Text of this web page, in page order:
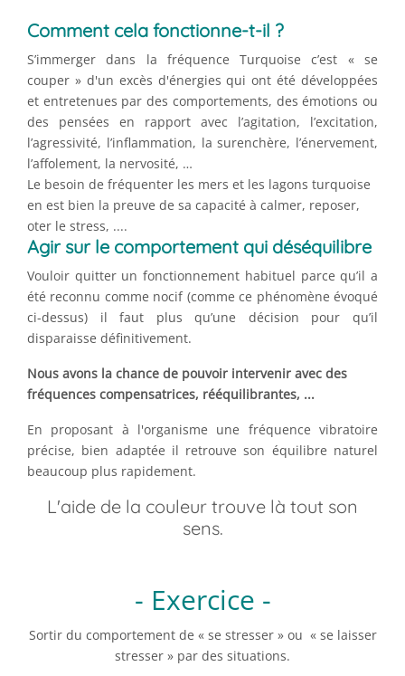
Comment cela fonctionne-t-il ?
S’immerger dans la fréquence Turquoise c’est « se
couper » d'un excès d'énergies qui ont été développées
et entretenues par des comportements, des émotions ou
des pensées en rapport avec l’agitation, l’excitation,
l’agressivité, l’inflammation, la surenchère, l’énervement,
l’affolement, la nervosité, …
Le besoin de fréquenter les mers et les lagons turquoise
en est bien la preuve de sa capacité à calmer, reposer,
oter le stress, ....
Agir sur le comportement qui déséquilibre
Vouloir quitter un fonctionnement habituel parce qu’il a
été reconnu comme nocif (comme ce phénomène évoqué
ci-dessus) il faut plus qu’une décision pour qu’il
disparaisse définitivement.
Nous avons la chance de pouvoir intervenir avec des
fréquences compensatrices, rééquilibrantes, ...
En proposant à l'organisme une fréquence vibratoire
précise, bien adaptée il retrouve son équilibre naturel
beaucoup plus rapidement.
L'aide de la couleur trouve là tout son
sens.
- Exercice -
Sortir du comportement de « se stresser » ou « se laisser
stresser » par des situations.